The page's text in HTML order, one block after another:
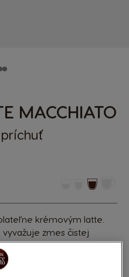
MACCHIATO
krémovým latte.
zmes čistej
prípravu vám stačí
čistého potešenia
môžete vychutnávať,